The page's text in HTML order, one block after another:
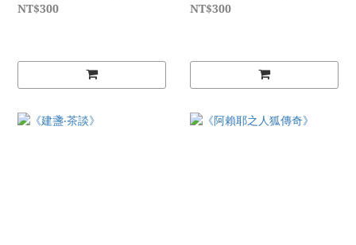
NT$300 NT$300